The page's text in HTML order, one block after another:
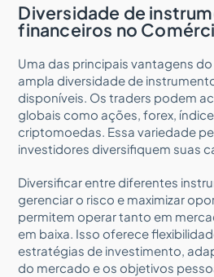
Diversidade de
financeiros no
Uma das principais vantagens
ampla diversidade de
disponíveis. Os traders podem
globais como ações, forex,
criptomoedas. Essa variedade
investidores diversifiquem suas
Diversificar entre diferentes
gerenciar o risco e maximizar
permitem operar tanto em
em baixa. Isso oferece
estratégias de investimento,
do mercado e os objetivos